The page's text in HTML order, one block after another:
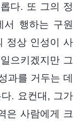
다. 또 그의 정
서 행하는 구원
정상 인성이 사
으키겠지만 그
과를 거두는 데
. 요컨대, 그가
은 사람에게 크